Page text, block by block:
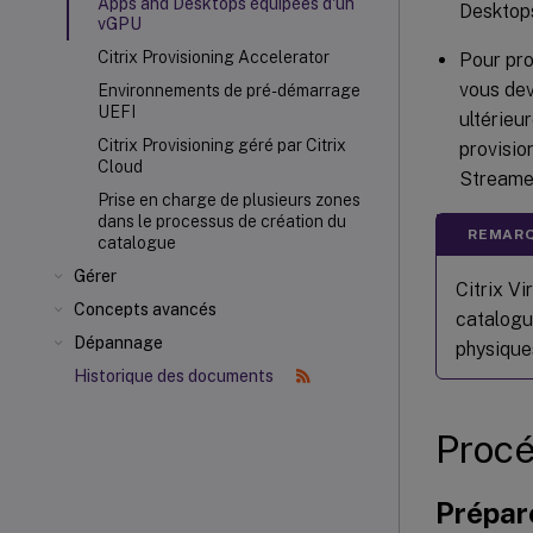
vGPU
Citrix Provisioning Accelerator
Environnements de pré-démarrage
UEFI
Citrix Provisioning géré par Citrix
Cloud
Prise en charge de plusieurs zones
dans le processus de création du
catalogue
Gérer
Concepts avancés
Dépannage
Historique des documents
Pour
vous
Citrix